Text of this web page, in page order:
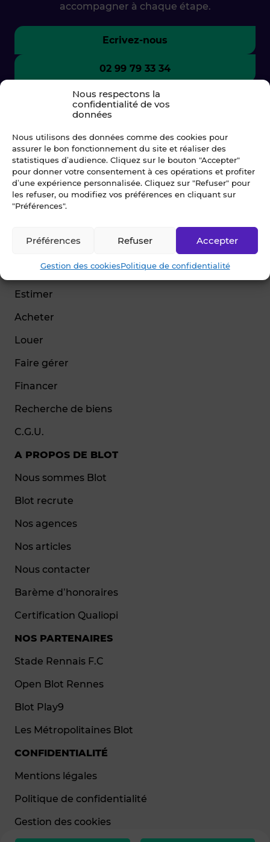
Nous respectons la
confidentialité de vos
données
Nous utilisons des données comme des cookies pour
assurer le bon fonctionnement du site et réaliser des
statistiques d’audience. Cliquez sur le bouton "Accepter"
pour donner votre consentement à ces opérations et profiter
d’une expérience personnalisée. Cliquez sur "Refuser" pour
les refuser, ou modifiez vos préférences en cliquant sur
"Préférences".
Accepter
Refuser
Préférences
Gestion des cookiesPolitique de confidentialité
accompagner à chaque étape.
Ecrivez-nous
02 99 79 33 34
Vendre
Estimer
Acheter
Louer
Faire gérer
Financer
Recherche de biens
C.G.U.
A PROPOS DE BLOT
Nous sommes Blot
Blot recrute
Nos agences
Nos articles
Nous contacter
Barème d’honoraires
Certification Qualiopi
NOS PARTENAIRES
Stade Rennais F.C
Open Blot Rennes
Blot Play9
Les Métropolitaines Blot
CONFIDENTIALITÉ
Mentions légales
Politique de confidentialité
Gestion des cookies